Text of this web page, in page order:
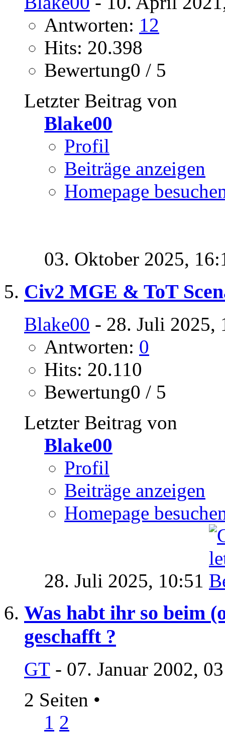
Antworten: 12
Hits: 20.398
Bewertung0 / 5
Letzter Beitrag von
Blake00
Profil
Beiträge anzeigen
Homepage
03. Oktober 2025,
Civ2 MGE & ToT
Blake00 - 28. Juli 2025,
Antworten: 0
Hits: 20.110
Bewertung0 / 5
Letzter Beitrag von
Blake00
Profil
Beiträge anzeigen
Homepage
28. Juli 2025, 10:51
Was habt ihr so beim
geschafft ?
GT - 07. Januar 2002,
2 Seiten •
1 2